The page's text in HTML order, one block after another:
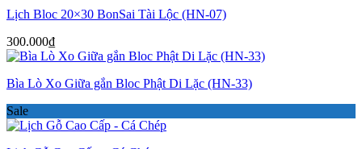
Lịch Bloc 20×30 BonSai Tài Lộc (HN-07)
300.000₫
Bìa Lò Xo Giữa gắn Bloc Phật Di Lặc (HN-33)
Sale